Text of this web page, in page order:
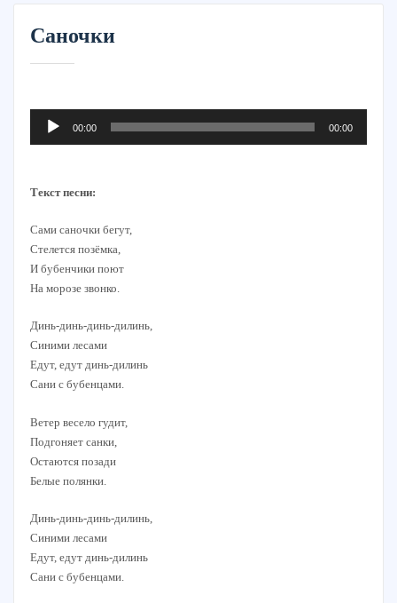
Саночки
Аудиоплеер
00:00 00:00
Текст песни:
Сами саночки бегут,
Стелется позёмка,
И бубенчики поют
На морозе звонко.
Динь-динь-динь-дилинь,
Синими лесами
Едут, едут динь-дилинь
Сани с бубенцами.
Ветер весело гудит,
Подгоняет санки,
Остаются позади
Белые полянки.
Динь-динь-динь-дилинь,
Синими лесами
Едут, едут динь-дилинь
Сани с бубенцами.